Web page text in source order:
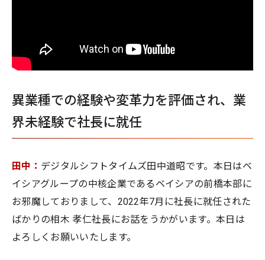
異業種での経験や変革力を評価され、業
界未経験で社長に就任
田中： デジタルシフトタイムズ田中道昭です。本日はベ
イシアグループの中核企業であるベイシアの前橋本部に
お邪魔しておりまして、2022年7月に社長に就任された
ばかりの相木 孝仁社長にお話をうかがいます。本日は
よろしくお願いいたします。